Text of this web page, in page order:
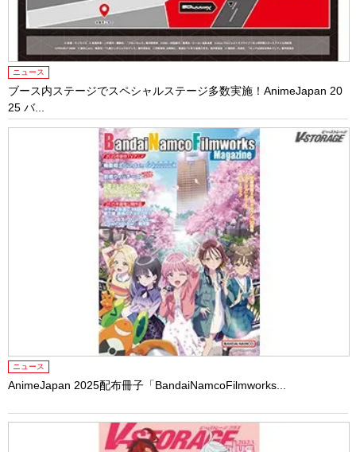
ニュース
ブース内ステージでスペシャルステージ多数実施！AnimeJapan 20
25 バ...
ニュース
AnimeJapan 2025配布冊子「BandaiNamcoFilmworks...